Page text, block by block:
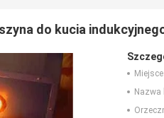
do kucia
Nazwa